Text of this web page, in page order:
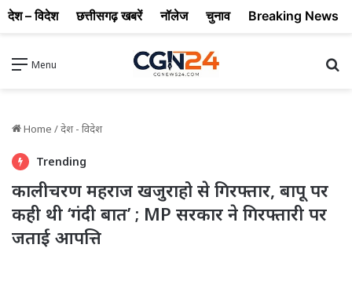
Menu
Home /देश - विदेश
Trending
कालीचरण महराज खजुराहो से गिरफ्तार, बापू पर
कही थी ‘गंदी बात’ ; MP सरकार ने गिरफ्तारी पर
जताई आपत्ति
देश – विदेश छत्तीसगढ़ खबरें नॉलेज चुनाव Breaking News